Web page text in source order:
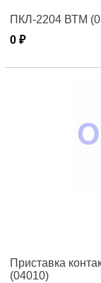
ПКЛ-2204 ВТМ
0 ₽
Приставка
(04010)